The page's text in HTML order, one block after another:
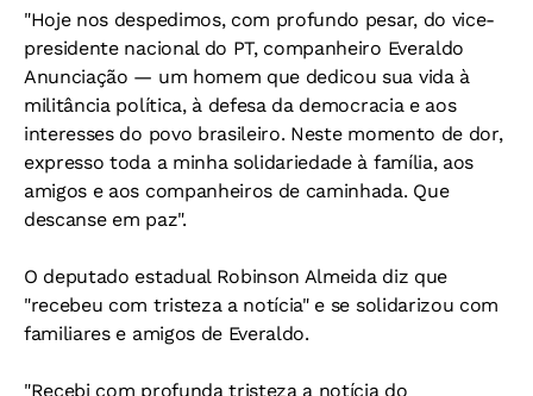
"Hoje nos despedimos, com profundo pesar, do vice-
presidente nacional do PT, companheiro Everaldo
Anunciação — um homem que dedicou sua vida à
militância política, à defesa da democracia e aos
interesses do povo brasileiro. Neste momento de dor,
expresso toda a minha solidariedade à família, aos
amigos e aos companheiros de caminhada. Que
descanse em paz".
O deputado estadual Robinson Almeida diz que
"recebeu com tristeza a notícia" e se solidarizou com
familiares e amigos de Everaldo.
"Recebi com profunda tristeza a notícia do